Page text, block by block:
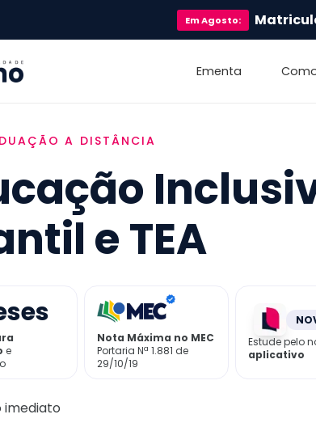
EmAgosto:
Ementa
A DISTÂNCIA
e TEA
e
Nota Máxima no MEC
Portaria Nª 1.881 de
29/10/19
Estude pelo
aplicativo
imediato